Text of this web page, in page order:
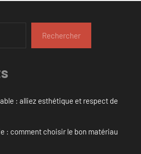
Rechercher
: alliez esthétique et respect de
: comment choisir le bon matériau